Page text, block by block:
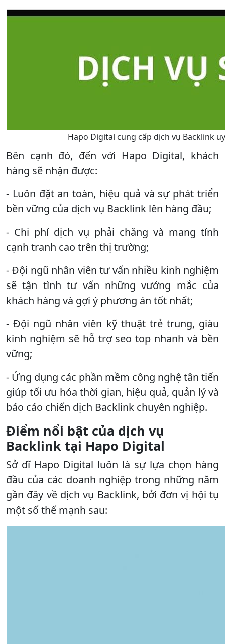
Hapo Digital cung cấp dịch vụ Backlink
Bên cạnh đó, đến với Hapo Digital, khách
hàng sẽ nhận được:
- Luôn đặt an toàn, hiệu quả và sự phát triển
bền vững của dịch vụ Backlink lên hàng đầu;
- Chi phí dịch vụ phải chăng và mang tính
cạnh tranh cao trên thị trường;
- Đội ngũ nhân viên tư vấn nhiều kinh nghiệm
sẽ tận tình tư vấn những vướng mắc của
khách hàng và gợi ý phương án tốt nhất;
- Đội ngũ nhân viên kỹ thuật trẻ trung, giàu
kinh nghiệm sẽ hỗ trợ seo top nhanh và bền
vững;
- Ứng dụng các phần mềm công nghệ tân tiến
giúp tối ưu hóa thời gian, hiệu quả, quản lý và
báo cáo chiến dịch Backlink chuyên nghiệp.
Điểm nổi bật của dịch vụ
Backlink tại Hapo Digital
Sở dĩ Hapo Digital luôn là sự lựa chọn hàng
đầu của các doanh nghiệp trong những năm
gần đây về dịch vụ Backlink, bởi đơn vị hội tụ
một số thế mạnh sau: